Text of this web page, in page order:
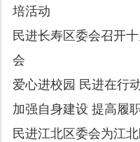
培活动
民进长寿区委会召开
会
爱心进校园 民进在行
加强自身建设 提高履
民进江北区委会为江